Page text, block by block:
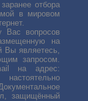
отбора
в мировом
Вас вопросов
на
Вы являетесь,
запросом.
на адрес:
защищённый